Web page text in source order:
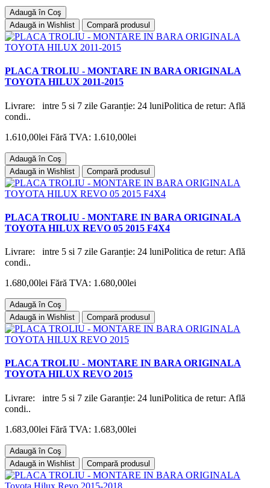
Adaugă în Coş
Adaugă in Wishlist
Compară produsul
PLACA TROLIU - MONTARE IN BARA ORIGINALA
TOYOTA HILUX 2011-2015
Livrare: intre 5 si 7 zile Garanție: 24 luniPolitica de retur: Află
condi..
1.610,00lei Fără TVA: 1.610,00lei
Adaugă în Coş
Adaugă in Wishlist
Compară produsul
PLACA TROLIU - MONTARE IN BARA ORIGINALA
TOYOTA HILUX REVO 05 2015 F4X4
Livrare: intre 5 si 7 zile Garanție: 24 luniPolitica de retur: Află
condi..
1.680,00lei Fără TVA: 1.680,00lei
Adaugă în Coş
Adaugă in Wishlist
Compară produsul
PLACA TROLIU - MONTARE IN BARA ORIGINALA
TOYOTA HILUX REVO 2015
Livrare: intre 5 si 7 zile Garanție: 24 luniPolitica de retur: Află
condi..
1.683,00lei Fără TVA: 1.683,00lei
Adaugă în Coş
Adaugă in Wishlist
Compară produsul